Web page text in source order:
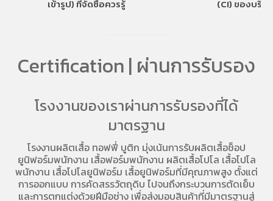
เข้ารูป) ที่จัดซื้อควรรู้
(CI) ของบริษัท
Certification | ผ่านการรับรอง
โรงงานของเราผ่านการรับรองที่ได้
มาตรฐาน
โรงงานผลิตเสื้อ ทอฟฟี่ บูติก มุ่งเน้นการรับผลิตเสื้อช็อป
ยูนิฟอร์มพนักงาน เสื้อฟอร์มพนักงาน ผลิตเสื้อโปโล เสื้อโปโล
พนักงาน เสื้อโปโลยูนิฟอร์ม เสื้อยูนิฟอร์มที่มีคุณภาพสูง ตั้งแต่
การออกแบบ การคัดสรรวัตถุดิบ ไปจนถึงกระบวนการตัดเย็บ
และการตกแต่งด้วยฝีมือช่าง เพื่อส่งมอบสินค้าที่มีมาตรฐานสู่